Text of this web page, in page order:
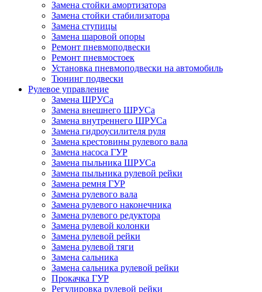
Замена стойки амортизатора
Замена стойки стабилизатора
Замена ступицы
Замена шаровой опоры
Ремонт пневмоподвески
Ремонт пневмостоек
Установка пневмоподвески на автомобиль
Тюнинг подвески
Рулевое управление
Замена ШРУСа
Замена внешнего ШРУСа
Замена внутреннего ШРУСа
Замена гидроусилителя руля
Замена крестовины рулевого вала
Замена насоса ГУР
Замена пыльника ШРУСа
Замена пыльника рулевой рейки
Замена ремня ГУР
Замена рулевого вала
Замена рулевого наконечника
Замена рулевого редуктора
Замена рулевой колонки
Замена рулевой рейки
Замена рулевой тяги
Замена сальника
Замена сальника рулевой рейки
Прокачка ГУР
Регулировка рулевой рейки